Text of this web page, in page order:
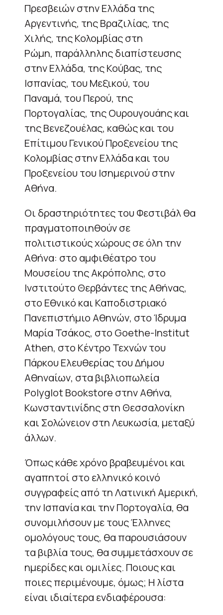
Πρεσβειών στην Ελλάδα της
Αργεντινής, της Βραζιλίας, της
Χιλής, της Κολομβίας στη
Ρώμη, παράλληλης διαπίστευσης
στην Ελλάδα, της Κούβας, της
Ισπανίας, του Μεξικού, του
Παναμά, του Περού, της
Πορτογαλίας, της Ουρουγουάης και
της Βενεζουέλας, καθώς και του
Επίτιμου Γενικού Προξενείου της
Κολομβίας στην Ελλάδα και του
Προξενείου του Ισημερινού στην
Αθήνα.
Οι δραστηριότητες του Φεστιβάλ θα
πραγματοποιηθούν σε
πολιτιστικούς χώρους σε όλη την
Αθήνα: στο αμφιθέατρο του
Μουσείου της Ακρόπολης, στο
Ινστιτούτο Θερβάντες της Αθήνας,
στο Εθνικό και Καποδιστριακό
Πανεπιστήμιο Αθηνών, στο Ίδρυμα
Μαρία Τσάκος, στο Goethe-Institut
Athen, στο Κέντρο Τεχνών του
Πάρκου Ελευθερίας του Δήμου
Αθηναίων, στα βιβλιοπωλεία
Polyglot Bookstore στην Αθήνα,
Κωνσταντινίδης στη Θεσσαλονίκη
και Σολώνειον στη Λευκωσία, μεταξύ
άλλων.
Όπως κάθε χρόνο βραβευμένοι και
αγαπητοί στο ελληνικό κοινό
συγγραφείς από τη Λατινική Αμερική,
την Ισπανία και την Πορτογαλία, θα
συνομιλήσουν με τους Έλληνες
ομολόγους τους, θα παρουσιάσουν
τα βιβλία τους, θα συμμετάσχουν σε
ημερίδες και ομιλίες. Ποιους και
ποιες περιμένουμε, όμως; Η λίστα
είναι ιδιαίτερα ενδιαφέρουσα: